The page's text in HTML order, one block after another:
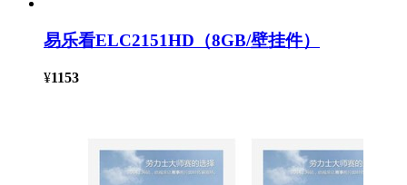
易乐看ELC2151HD（8GB/壁挂件）
¥1153